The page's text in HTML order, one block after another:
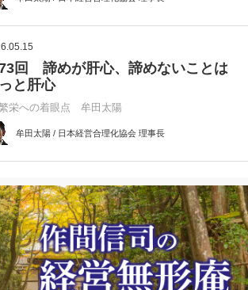
回 諦めが肝心、諦めないことは
と肝心
栄への着眼点 牟田太陽
牟田太陽 / 日本経営合理化協会 理事長